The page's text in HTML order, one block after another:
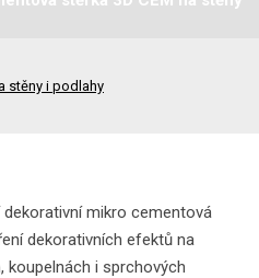
stěny i podlahy
mikro cementová
dekorativních efektů na
koupelnách i sprchových